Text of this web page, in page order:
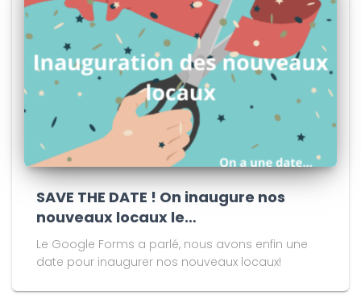
SAVE THE DATE ! On inaugure nos
nouveaux locaux le…
Le Google Forms a parlé, nous avons enfin une
date pour inaugurer nos nouveaux locaux!